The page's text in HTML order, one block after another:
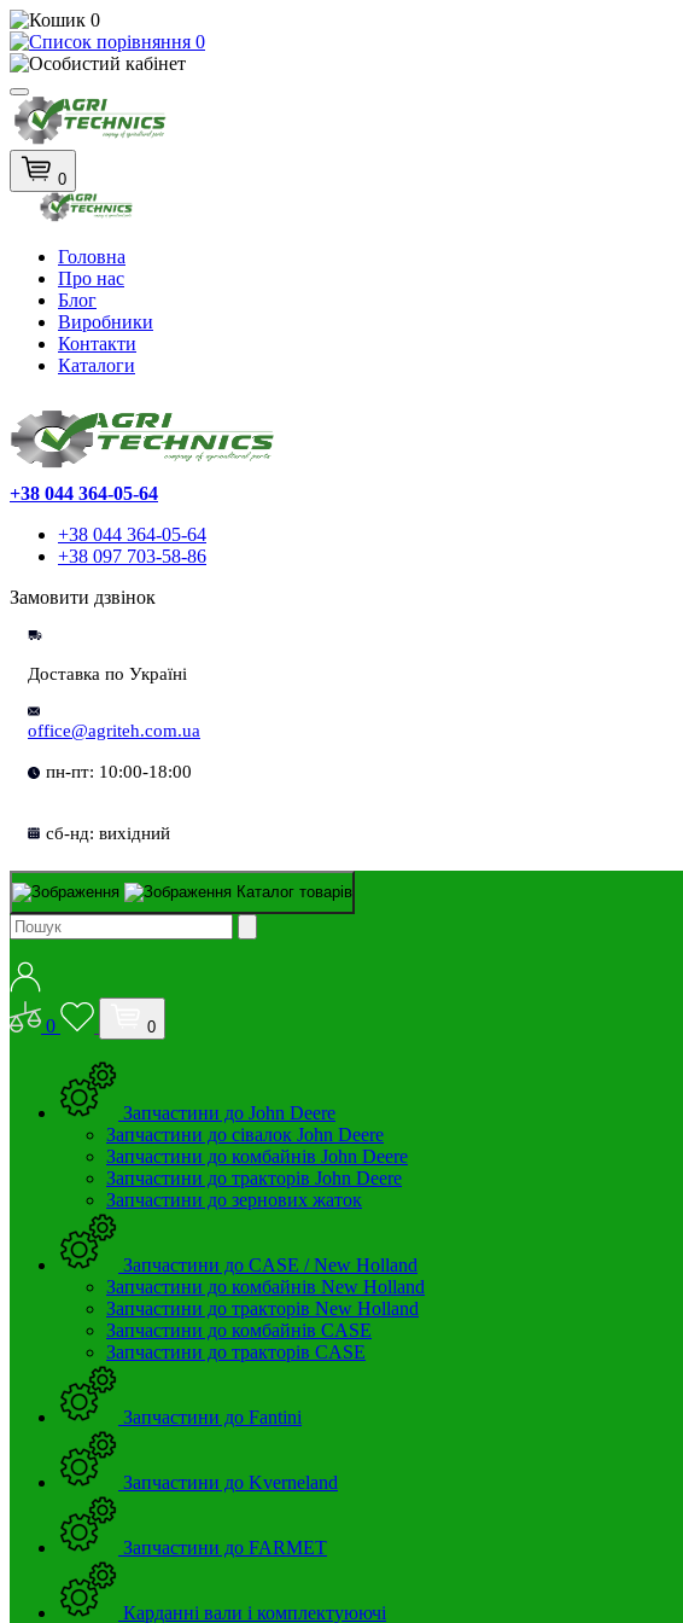
0
0
0
Головна
Про нас
Блог
Виробники
Контакти
Каталоги
+38 044 364-05-64
+38 044 364-05-64
+38 097 703-58-86
Замовити дзвінок
Доставка по Україні
office@agriteh.com.ua
пн-пт: 10:00-18:00
сб-нд: вихідний
Каталог товарів
0 0
Запчастини до John Deere
Запчастини до сівалок John Deere
Запчастини до комбайнів John Deere
Запчастини до тракторів John Deere
Запчастини до зернових жаток
Запчастини до CASE / New Holland
Запчастини до комбайнів New Holland
Запчастини до тракторів New Holland
Запчастини до комбайнів CASE
Запчастини до тракторів CASE
Запчастини до Fantini
Запчастини до Kverneland
Запчастини до FARMET
Карданні вали і комплектуюючі